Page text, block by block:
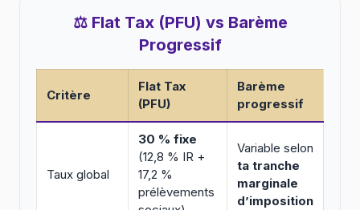
⚖️ Flat Tax (PFU) vs Barème
Progressif
Critère
Flat Tax
(PFU)
Barème
progressif
Taux global
30 % fixe
(12,8 % IR +
17,2 %
prélèvements
Variable selon
ta tranche
marginale
d’imposition